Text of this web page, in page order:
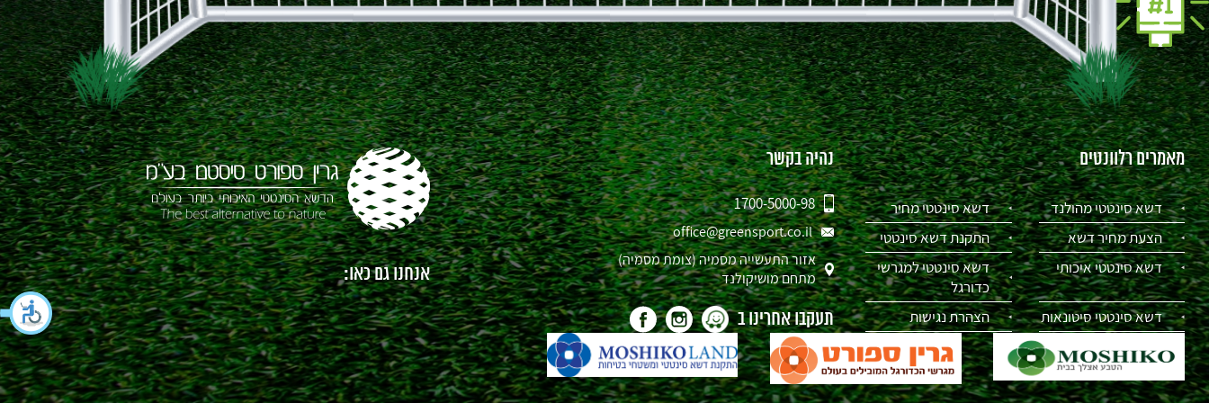
מאמרים רלוונטים
דשא סינטטי מהולנד
דשא סינטטי מחיר
הצעת מחיר דשא
התקנת דשא סינטטי
דשא סינטטי איכותי
דשא סינטטי למגרשי
כדורגל
דשא סינטטי סיטונאות
הצהרת נגישות
נהיה בקשר
1700-5000-98
office@greensport.co.il
אזור התעשייה מסמיה (צומת מסמיה)
מתחם מושיקולנד
תעקבו אחרינו ב
אנחנו גם כאו: